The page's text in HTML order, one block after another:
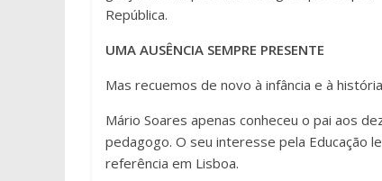
República.
UMA AUSÊNCIA SEMPRE PRESENTE
Mas recuemos de novo à infância e à
Mário Soares apenas conheceu o pai aos
pedagogo. O seu interesse pela Educação
referência em Lisboa.